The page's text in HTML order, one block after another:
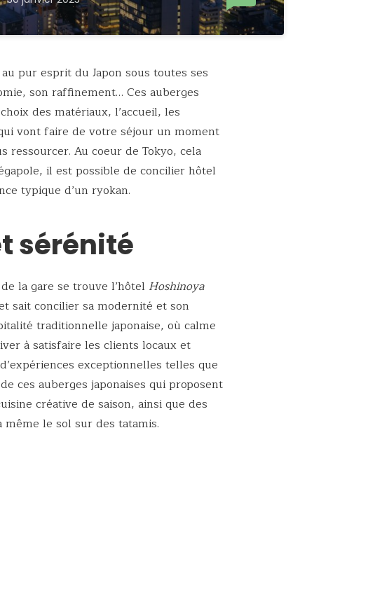
pur esprit du Japon sous toutes ses
son raffinement… Ces auberges
des matériaux, l’accueil, les
vont faire de votre séjour un moment
Au coeur de Tokyo, cela
il est possible de concilier hôtel
typique d’un ryokan.
sérénité
la gare se trouve l’hôtel Hoshinoya
sait concilier sa modernité et son
traditionnelle japonaise, où calme
à satisfaire les clients locaux et
exceptionnelles telles que
ces auberges japonaises qui proposent
créative de saison, ainsi que des
le sol sur des tatamis.